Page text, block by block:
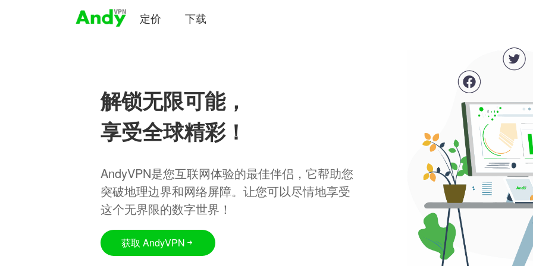
定价 下载
解锁无限可能，
享受全球精彩！
AndyVPN是您互联网体验的最佳伴侣，它帮助您
突破地理边界和网络屏障。让您可以尽情地享受
这个无界限的数字世界！
获取 AndyVPN